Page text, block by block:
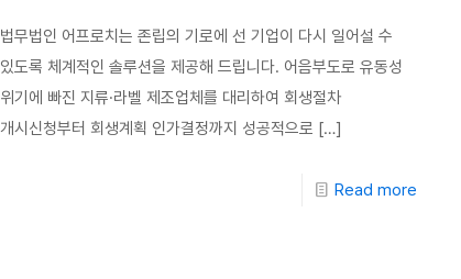
법무법인 어프로치는 존립의 기로에 선 기업이 다시 일어설 수
있도록 체계적인 솔루션을 제공해 드립니다. 어음부도로 유동성
위기에 빠진 지류·라벨 제조업체를 대리하여 회생절차
개시신청부터 회생계획 인가결정까지 성공적으로 […]
Read more